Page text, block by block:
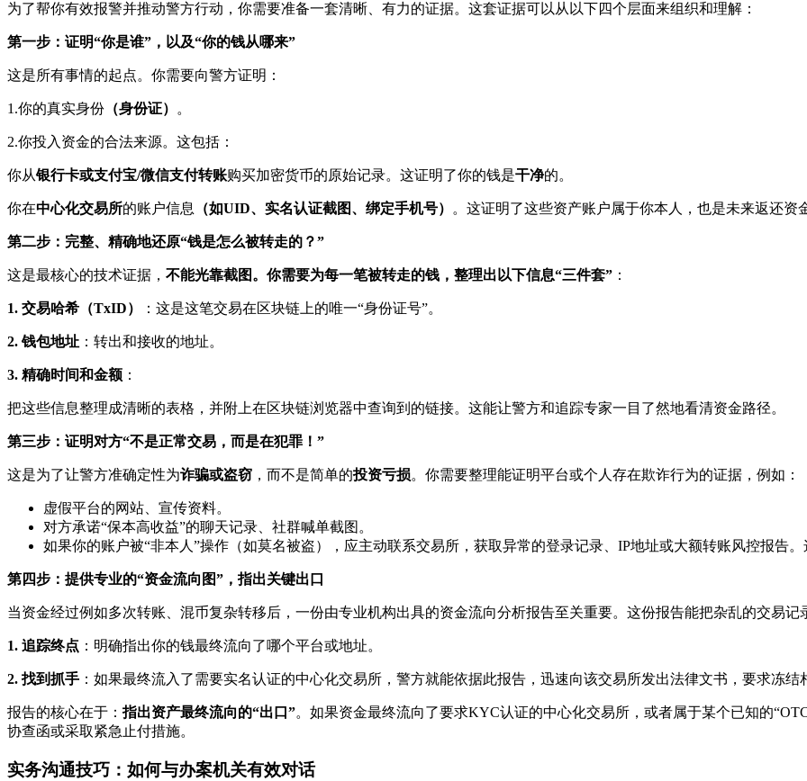
为了帮你有效报警并推动警方行动，你需要准备一套清晰、有力的证据。这套证据可以从以下四个层面来组织和理解：
第一步：证明“你是谁”，以及“你的钱从哪来”
这是所有事情的起点。你需要向警方证明：
1.你的真实身份 （身份证） 。
2.你投入资金的合法来源。这包括：
你从银行卡或支付宝/微信支付转账购买加密货币的原始记录。这证明了你的钱是干净的。
你在中心化交易所的账户信息 （如UID、实名认证截图、绑定手机号） 。这证明了这些资产账户属于你本人，也是未来返还资
第二步：完整、精确地还原“钱是怎么被转走的？”
这是最核心的技术证据， 不能光靠截图。你需要为每一笔被转走的钱，整理出以下信息“三件套” ：
1. 交易哈希（TxID） ：这是这笔交易在区块链上的唯一“身份证号”。
2. 钱包地址 ：转出和接收的地址。
3. 精确时间和金额 ：
把这些信息整理成清晰的表格，并附上在区块链浏览器中查询到的链接。这能让警方和追踪专家一目了然地看清资金路径。
第三步：证明对方“不是正常交易，而是在犯罪！”
这是为了让警方准确定性为诈骗或盗窃 ，而不是简单的投资亏损。你需要整理能证明平台或个人存在欺诈行为的证据，例如：
虚假平台的网站、宣传资料。
对方承诺“保本高收益”的聊天记录、社群喊单截图。
如果你的账户被“非本人”操作（如莫名被盗），应主动联系交易所，获取异常的登录记录、IP地址或大额转账风控报告。
第四步：提供专业的“资金流向图”，指出关键出口
当资金经过例如多次转账、混币复杂转移后，一份由专业机构出具的资金流向分析报告至关重要。这份报告能把杂乱的交易记
1. 追踪终点 ：明确指出你的钱最终流向了哪个平台或地址。
2. 找到抓手 ：如果最终流入了需要实名认证的中心化交易所，警方就能依据此报告，迅速向该交易所发出法律文书，要求冻结
报告的核心在于：指出资产最终流向的“出口”。如果资金最终流向了要求KYC认证的中心化交易所，或者属于某个已知的
协查函或采取紧急止付措施。
实务沟通技巧：如何与办案机关有效对话